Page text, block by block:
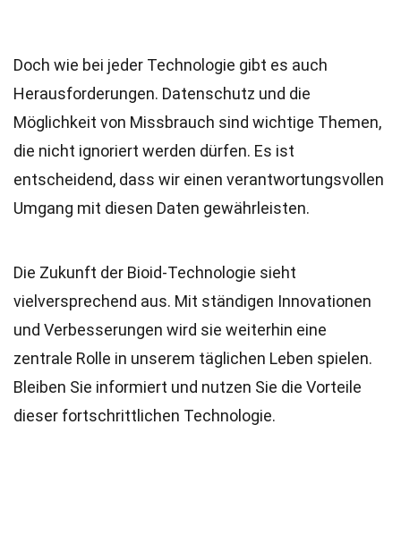
Doch wie bei jeder Technologie gibt es auch
Herausforderungen. Datenschutz und die
Möglichkeit von Missbrauch sind wichtige Themen,
die nicht ignoriert werden dürfen. Es ist
entscheidend, dass wir einen verantwortungsvollen
Umgang mit diesen Daten gewährleisten.
Die Zukunft der Bioid-Technologie sieht
vielversprechend aus. Mit ständigen Innovationen
und Verbesserungen wird sie weiterhin eine
zentrale Rolle in unserem täglichen Leben spielen.
Bleiben Sie informiert und nutzen Sie die Vorteile
dieser fortschrittlichen Technologie.